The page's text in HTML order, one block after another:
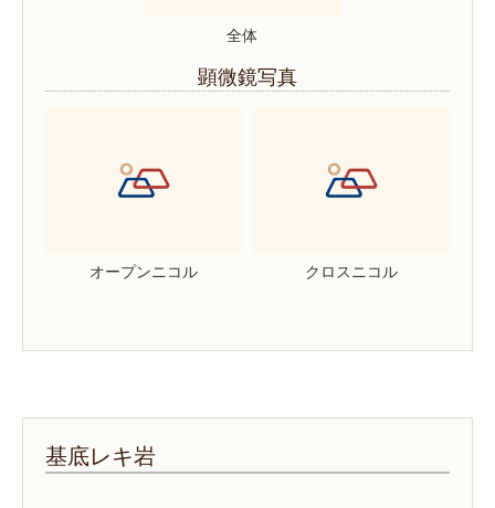
全体
顕微鏡写真
オープンニコル クロスニコル
基底レキ岩